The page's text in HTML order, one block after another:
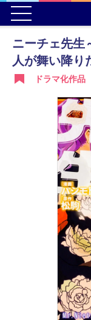
ニーチェ先生
人が舞い降
ドラマ化作品